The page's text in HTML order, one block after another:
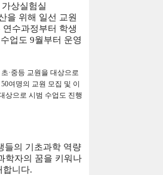
상실험실
을 위해 일선 교원
수과정부터 학생
업도 9월부터 운영
·중등 교원을 대상으로
50여명의 교원 모집 및 이
상으로 시범 수업도 진행
들의 기초과학 역량
학자의 꿈을 키워나
합니다.